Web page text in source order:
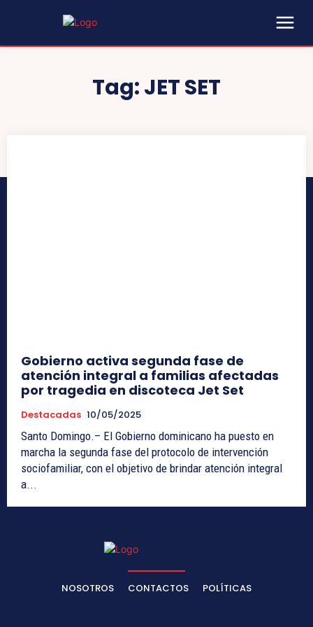
Tag:JET SET
Gobierno activa segunda fase de
atención integral a familias afectadas
por tragedia en discoteca Jet Set
Destacadas 10/05/2025
Santo Domingo.– El Gobierno dominicano ha puesto en
marcha la segunda fase del protocolo de intervención
sociofamiliar, con el objetivo de brindar atención integral
a...
NOSOTROS CONTACTOS POLÍTICAS